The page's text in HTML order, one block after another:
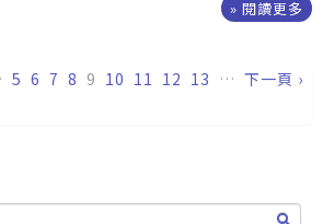
» 閱讀更多
5 6 7 8 9 10 11 12 13 … 下一頁 ›